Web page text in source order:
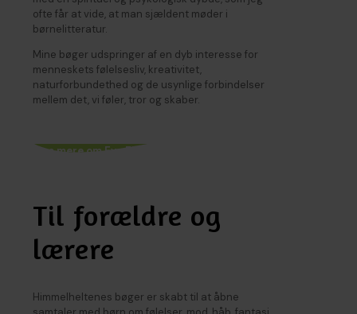
ofte får at vide, at man sjældent møder i
børnelitteratur.
Mine bøger udspringer af en dyb interesse for
menneskets følelsesliv, kreativitet,
naturforbundethed og de usynlige forbindelser
mellem det, vi føler, tror og skaber.
Læs mere om Eva Ehler
Til forældre og
lærere
Himmelheltenes bøger er skabt til at åbne